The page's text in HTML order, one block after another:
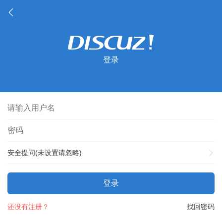
登录
安全提问(未设置请忽略)
登录
找回密码
还没有注册？